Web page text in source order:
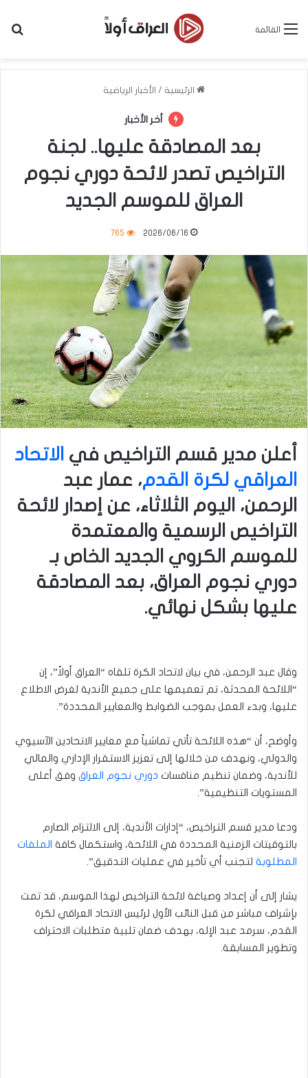
القائمة
الرئيسية / الأخبار الرياضية
أخر الأخبار
بعد المصادقة عليها.. لجنة
التراخيص تصدر لائحة دوري نجوم
العراق للموسم الجديد
2026/06/16
765
أعلن مدير قسم التراخيص في الاتحاد
العراقي لكرة القدم، عمار عبد
الرحمن، اليوم الثلاثاء، عن إصدار لائحة
التراخيص الرسمية والمعتمدة
للموسم الكروي الجديد الخاص بـ
دوري نجوم العراق، بعد المصادقة
عليها بشكل نهائي.
وقال عبد الرحمن، في بيان لاتحاد الكرة تلقاه “العراق أولاً”، إن
“اللائحة المحدثة، تم تعميمها على جميع الأندية لغرض الاطلاع
عليها، وبدء العمل بموجب الضوابط والمعايير المحددة”.
وأوضح، أن “هذه اللائحة تأتي تماشياً مع معايير الاتحادين الآسيوي
والدولي، ونهدف من خلالها إلى تعزيز الاستقرار الإداري والمالي
للأندية، وضمان تنظيم منافسات دوري نجوم العراق وفق أعلى
المستويات التنظيمية”.
ودعا مدير قسم التراخيص، “إدارات الأندية، إلى الالتزام الصارم
بالتوقيتات الزمنية المحددة في اللائحة، واستكمال كافة الملفات
المطلوبة لتجنب أي تأخير في عمليات التدقيق”.
يشار إلى أن إعداد وصياغة لائحة التراخيص لهذا الموسم، قد تمت
بإشراف مباشر من قبل النائب الأول لرئيس الاتحاد العراقي لكرة
القدم، سرمد عبد الإله، بهدف ضمان تلبية متطلبات الاحتراف
وتطوير المسابقة.